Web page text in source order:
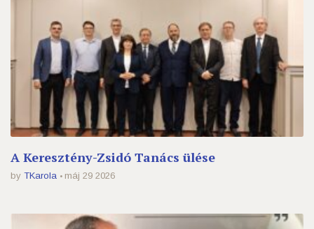
A Keresztény-Zsidó Tanács ülése
by TKarola máj 29 2026